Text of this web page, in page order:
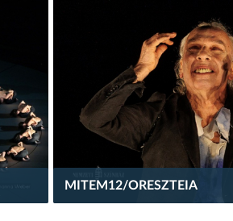
MITEM12/ORESZTEIA